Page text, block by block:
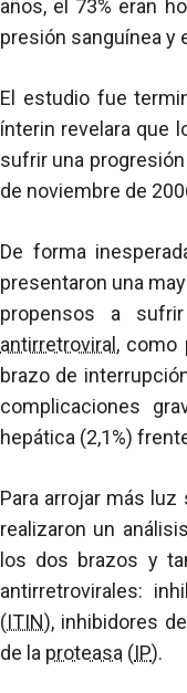
años, el 73% eran
presión sanguínea y
El estudio fue
ínterin revelara que
sufrir una
de noviembre de
De forma
presentaron una
propensos a
antirretroviral , como
brazo de
complicaciones
hepática (2,1%)
Para arrojar más
realizaron un
los dos brazos y
antirretrovirales:
(ITIN), inhibidores
de la proteasa (IP).